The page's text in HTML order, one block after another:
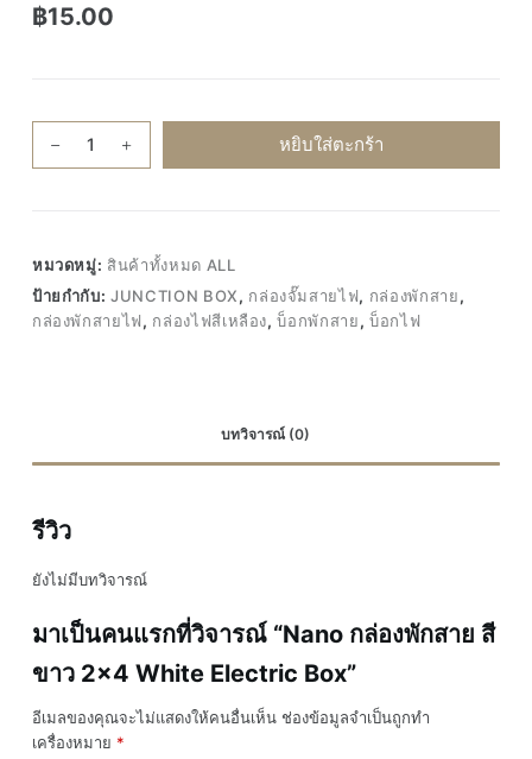
฿15.00
สี
ขาว
2x4
หยิบใส่ตะกร้า
หมวดหมู่: สินค้าทั้งหมด ALL
ป้ายกำกับ:JUNCTION BOX, กล่องจั๊มสายไฟ, กล่องพักสาย,
กล่องพักสายไฟ, กล่องไฟสีเหลือง,บ็อกพักสาย, บ็อกไฟ
บทวิจารณ์ (0)
รีวิว
ยังไม่มีบทวิจารณ์
มาเป็นคนแรกที่วิจารณ์ “Nano กล่องพักสาย สี
ขาว 2×4 White Electric Box”
อีเมลของคุณจะไม่แสดงให้คนอื่นเห็น ช่องข้อมูลจำเป็นถูกทำ
เครื่องหมาย *